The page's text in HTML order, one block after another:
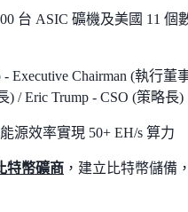
台 ASIC 礦機及美國 11 個
Executive Chairman (執行董
) / Eric Trump - CSO (策略長)
源效率實現 50+ EH/s 算力
特幣礦商 ，建立比特幣儲備